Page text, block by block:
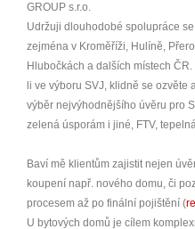
GROUP s.r.o.
Udržuji dlouhodobé spolupráce
zejména v Kroměříži, Hulíně,
Hlubočkách a dalších místech
li ve výboru SVJ, klidně se ozvěte
výběr nejvýhodnějšího úvěru pro
zelená úsporám i jiné, FTV,
Baví mě klientům zajistit nejen
koupení např. nového domu, či
procesem až po finální pojištění (
U bytových domů je cílem